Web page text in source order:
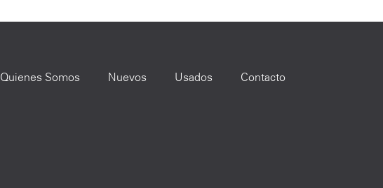
Quienes Somos Nuevos Usados Contacto